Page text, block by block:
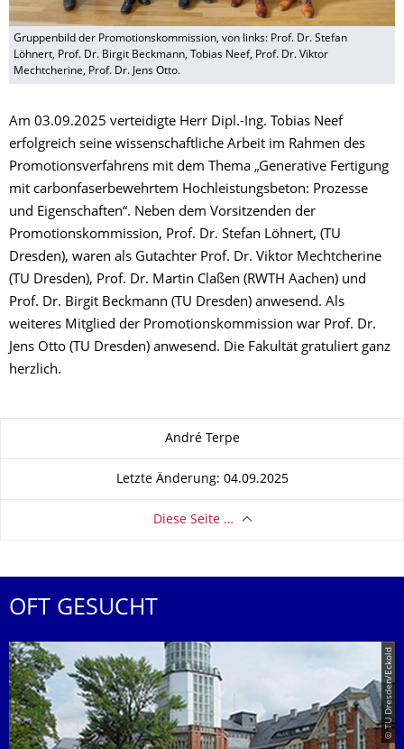
Gruppenbild der Promotionskommission, von links: Prof. Dr. Stefan
Löhnert, Prof. Dr. Birgit Beckmann, Tobias Neef, Prof. Dr. Viktor
Mechtcherine, Prof. Dr. Jens Otto.
Am 03.09.2025 verteidigte Herr Dipl.-Ing. Tobias Neef
erfolgreich seine wissenschaftliche Arbeit im Rahmen des
Promotionsverfahrens mit dem Thema „Generative Fertigung
mit carbonfaserbewehrtem Hochleistungsbeton: Prozesse
und Eigenschaften“. Neben dem Vorsitzenden der
Promotionskommission, Prof. Dr. Stefan Löhnert, (TU
Dresden), waren als Gutachter Prof. Dr. Viktor Mechtcherine
(TU Dresden), Prof. Dr. Martin Claßen (RWTH Aachen) und
Prof. Dr. Birgit Beckmann (TU Dresden) anwesend. Als
weiteres Mitglied der Promotionskommission war Prof. Dr.
Jens Otto (TU Dresden) anwesend. Die Fakultät gratuliert ganz
herzlich.
André Terpe
Letzte Änderung: 04.09.2025
Diese Seite …
OFT GESUCHT
© TU Dresden/Eckold